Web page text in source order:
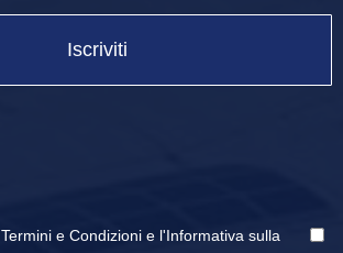
Iscriviti
Termini e Condizioni e l'Informativa sulla